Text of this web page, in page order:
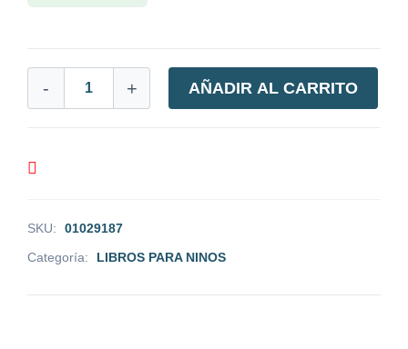
- + AÑADIR AL CARRITO
SKU:
01029187
Categoría:
LIBROS PARA NINOS